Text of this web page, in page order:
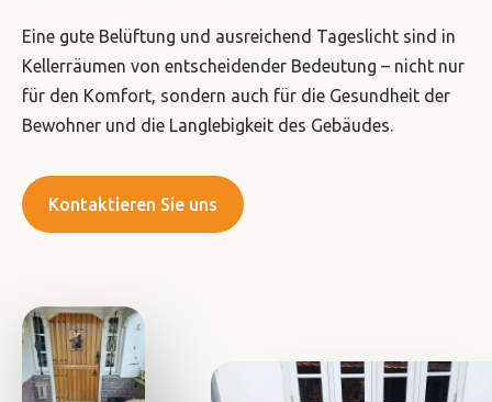
Eine gute Belüftung und ausreichend Tageslicht sind in
Kellerräumen von entscheidender Bedeutung – nicht nur
für den Komfort, sondern auch für die Gesundheit der
Bewohner und die Langlebigkeit des Gebäudes.
Kontaktieren Sie uns